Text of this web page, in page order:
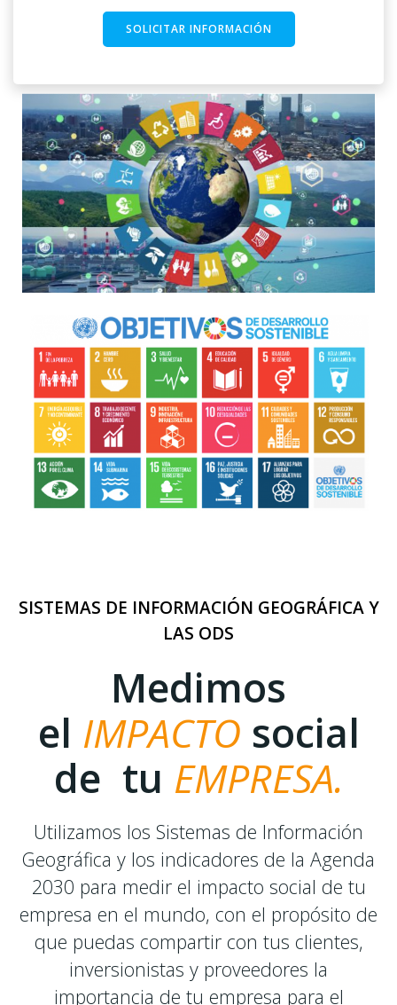
SOLICITAR INFORMACIÓN
SISTEMAS DE INFORMACIÓN GEOGRÁFICA Y
LAS ODS
Medimos
el IMPACTO social
de tu EMPRESA.
Utilizamos los Sistemas de Información
Geográfica y los indicadores de la Agenda
2030 para medir el impacto social de tu
empresa en el mundo, con el propósito de
que puedas compartir con tus clientes,
inversionistas y proveedores la
importancia de tu empresa para el